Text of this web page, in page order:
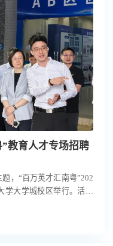
教育人才专场招聘
，“百万英才汇南粤”202
学大学城校区举行。活动
省内外约1.1万毕业生预